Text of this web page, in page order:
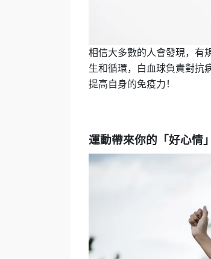
相信大多數的人會發現，有
生和循環，白血球負責對抗
提高自身的免疫力！
運動帶來你的「好心情」